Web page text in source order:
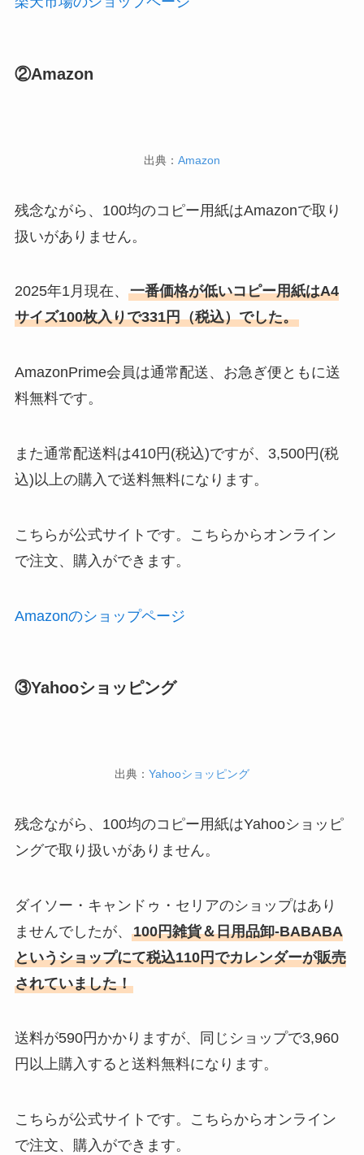
②Amazon
出典： Amazon
残念ながら、100均のコピー用紙はAmazonで取り
扱いがありません。
2025年1月現在、 一番価格が低いコピー用紙はA4
サイズ100枚入りで331円（税込）でした。
AmazonPrime会員は通常配送、お急ぎ便ともに送
料無料です。
また通常配送料は410円(税込)ですが、3,500円(税
込)以上の購入で送料無料になります。
こちらが公式サイトです。こちらからオンライン
で注文、購入ができます。
Amazonのショップページ
③Yahooショッピング
出典： Yahooショッピング
残念ながら、100均のコピー用紙はYahooショッピ
ングで取り扱いがありません。
ダイソー・キャンドゥ・セリアのショップはあり
ませんでしたが、 100円雑貨＆日用品卸-BABABA
というショップにて税込110円でカレンダーが販売
されていました！
送料が590円かかりますが、同じショップで3,960
円以上購入すると送料無料になります。
こちらが公式サイトです。こちらからオンライン
で注文、購入ができます。